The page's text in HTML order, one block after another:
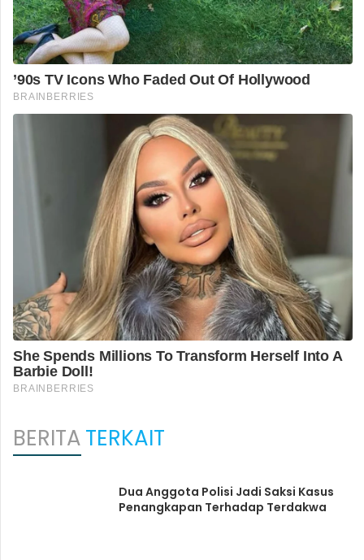
BERITATERKAIT
Dua Anggota Polisi Jadi Saksi Kasus
Penangkapan Terhadap Terdakwa